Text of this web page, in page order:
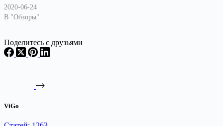
2020-06-24
В "Обзоры"
Поделитесь с друзьями
ViGo